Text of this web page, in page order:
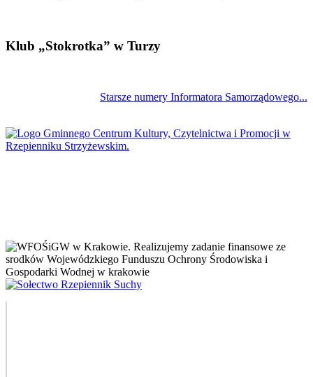
Klub „Stokrotka” w Turzy
Starsze numery Informatora Samorządowego...